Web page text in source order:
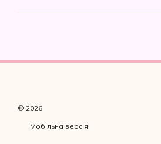
© 2026
Мобільна версія